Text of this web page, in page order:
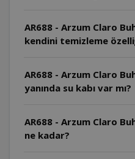
AR688 - Arzum Claro
kendini temizleme
AR688 - Arzum Claro
yanında su kabı var mı?
AR688 - Arzum Claro
ne kadar?